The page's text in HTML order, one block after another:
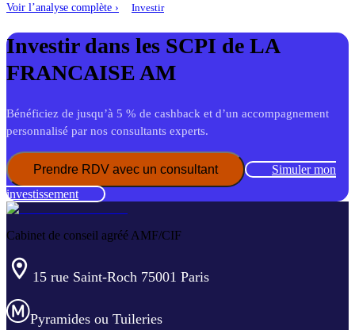
Voir l’analyse complète › Investir
Investir dans les SCPI de LA
FRANCAISE AM
Bénéficiez de jusqu’à 5 % de cashback et d’un accompagnement
personnalisé par nos consultants experts.
Prendre RDV avec un consultant
Simuler mon
investissement
Cabinet de conseil agréé AMF/CIF
15 rue Saint-Roch 75001 Paris
Pyramides ou Tuileries